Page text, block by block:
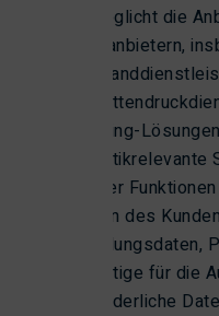
ermöglicht die
Drittanbietern,
Printing-
dieser
Daten des
Sendungsdaten,
sonstige für die
erforderliche